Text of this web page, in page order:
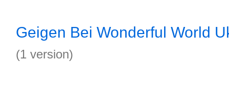
Geigen Bei Wonderful World
(1 version)